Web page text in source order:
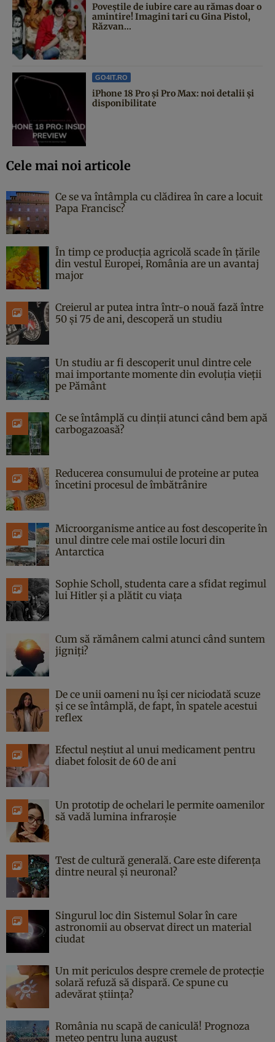
Poveştile de iubire care au rămas doar o
amintire! Imagini tari cu Gina Pistol,
Răzvan...
GO4IT.RO
iPhone 18 Pro și Pro Max: noi detalii și
disponibilitate
Cele mai noi articole
Ce se va întâmpla cu clădirea în care a locuit
Papa Francisc?
În timp ce producția agricolă scade în țările
din vestul Europei, România are un avantaj
major
Creierul ar putea intra într-o nouă fază între
50 și 75 de ani, descoperă un studiu
Un studiu ar fi descoperit unul dintre cele
mai importante momente din evoluția vieții
pe Pământ
Ce se întâmplă cu dinții atunci când bem apă
carbogazoasă?
Reducerea consumului de proteine ar putea
încetini procesul de îmbătrânire
Microorganisme antice au fost descoperite în
unul dintre cele mai ostile locuri din
Antarctica
Sophie Scholl, studenta care a sfidat regimul
lui Hitler și a plătit cu viața
Cum să rămânem calmi atunci când suntem
jigniți?
De ce unii oameni nu își cer niciodată scuze
și ce se întâmplă, de fapt, în spatele acestui
reflex
Efectul neștiut al unui medicament pentru
diabet folosit de 60 de ani
Un prototip de ochelari le permite oamenilor
să vadă lumina infraroșie
Test de cultură generală. Care este diferența
dintre neural și neuronal?
Singurul loc din Sistemul Solar în care
astronomii au observat direct un material
ciudat
Un mit periculos despre cremele de protecție
solară refuză să dispară. Ce spune cu
adevărat știința?
România nu scapă de caniculă! Prognoza
meteo pentru luna august